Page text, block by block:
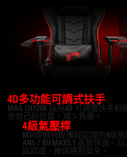
4D多功能可調式扶手
MAG CH120X 採用4D 可調整扶手
合自己的位置，減少負擔。
4級氣壓桿
MSI遊戲椅配備經認證的4級
ANS / BIFMAX5.1 品質保證，以
試認證，確保絕對安全。